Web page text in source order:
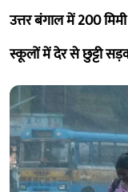
उत्तर बंगाल में 200
स्कूलों में देर से छुट्टी